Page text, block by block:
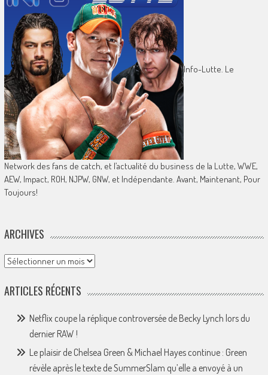
Info-Lutte. Le
Network des fans de catch, et l’actualité du business de la Lutte, WWE,
AEW, Impact, ROH, NJPW, GNW, et Indépendante. Avant, Maintenant, Pour
Toujours!
ARCHIVES
Archives
ARTICLES RÉCENTS
Netflix coupe la réplique controversée de Becky Lynch lors du
dernier RAW !
Le plaisir de Chelsea Green & Michael Hayes continue : Green
révèle après le texte de SummerSlam qu’elle a envoyé à un